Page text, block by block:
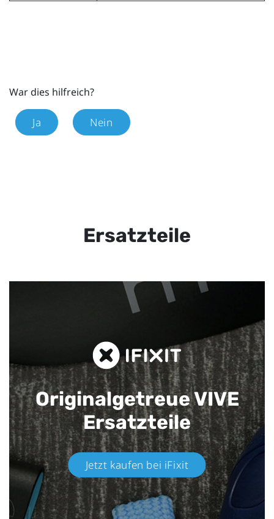
War dies hilfreich?
Ja Nein
Ersatzteile
Originalgetreue VIVE
Ersatzteile
Jetzt kaufen bei iFixit​